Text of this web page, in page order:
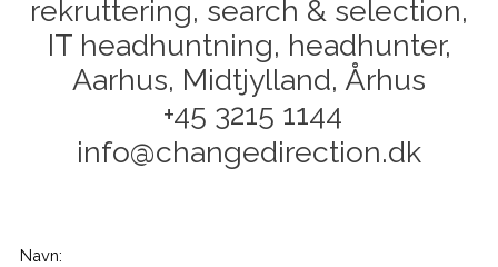
+45 3215 1144
info@changedirection.dk
Navn: